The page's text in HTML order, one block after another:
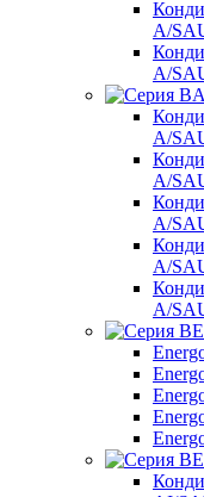
A/
A/
A/
A/
A/
A/
A/